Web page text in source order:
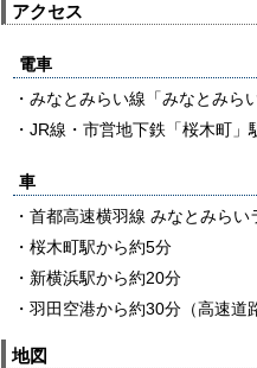
アクセス
電車
・みなとみらい線「みなとみら
・JR線・市営地下鉄「桜木町」
車
・首都高速横羽線 みなとみら
・桜木町駅から約5分
・新横浜駅から約20分
・羽田空港から約30分（高速道
地図